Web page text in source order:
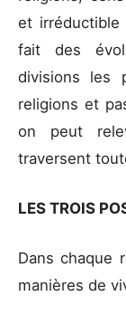
et irréductible
fait des
divisions les
religions et
on peut
traversent
LES TROIS
Dans chaque
manières de